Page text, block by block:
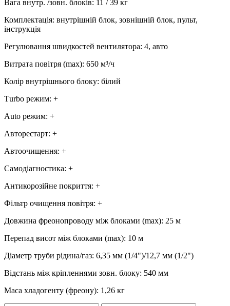
Вага внутр. /зовн. блоків: 11 / 39 кг
Комплектація: внутрішній блок, зовнішній блок, пульт,
інструкція
Регулювання швидкостей вентилятора: 4, авто
Витрата повітря (max): 650 м³/ч
Колір внутрішнього блоку: білий
Тurbo режим: +
Аuto режим: +
Авторестарт: +
Автоочищення: +
Самодіагностика: +
Антикорозійне покриття: +
Фільтр очищення повітря: +
Довжина фреонопроводу між блоками (max): 25 м
Перепад висот між блоками (max): 10 м
Діаметр труби рідина/газ: 6,35 мм (1/4")/12,7 мм (1/2")
Відстань між кріпленнями зовн. блоку: 540 мм
Маса хладогенту (фреону): 1,26 кг